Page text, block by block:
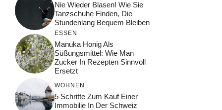
Nie Wieder Blasen! Wie Sie
Tanzschuhe Finden, Die
Stundenlang Bequem Bleiben
ESSEN
Manuka Honig Als
Süßungsmittel: Wie Man
Zucker In Rezepten Sinnvoll
Ersetzt
WOHNEN
5 Schritte Zum Kauf Einer
Immobilie In Der Schweiz